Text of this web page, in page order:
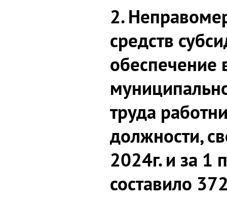
2.
средств
обеспечение
труда
должности,
2024г. и за 1
составило